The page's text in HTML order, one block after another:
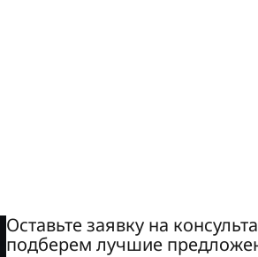
Оставьте заявку на
подберем лучшие